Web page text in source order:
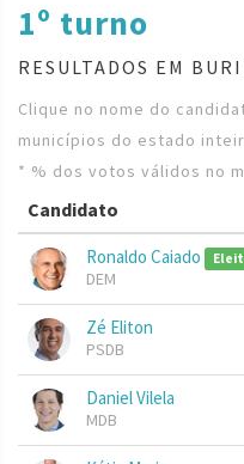
1º turno
RESULTADOS EM
Clique no nome do
municípios do estado
* % dos votos válidos no
Candidato
Ronaldo Caiado
DEM
Zé Eliton
PSDB
Daniel Vilela
MDB